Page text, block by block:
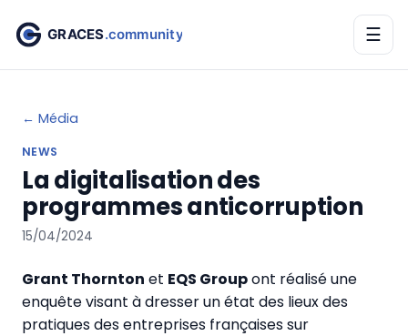
☰
← Média
NEWS
La digitalisation des
programmes anticorruption
15/04/2024
Grant Thornton et EQS Groupont réalisé une
enquête visant à dresser un état des lieux des
pratiques des entreprises françaises sur